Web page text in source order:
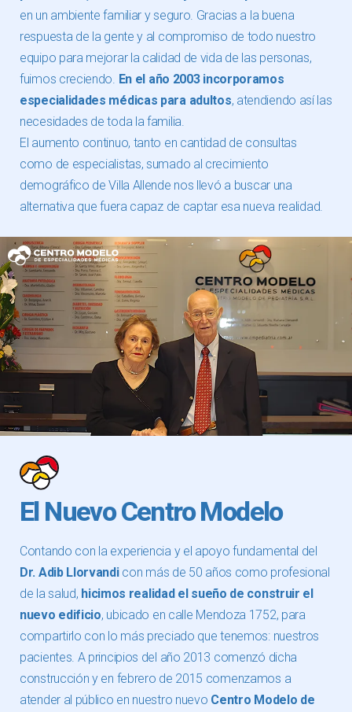
en un ambiente familiar y seguro. Gracias a la buena
respuesta de la gente y al compromiso de todo nuestro
equipo para mejorar la calidad de vida de las personas,
fuimos creciendo. En el año 2003 incorporamos
especialidades médicas para adultos, atendiendo así las
necesidades de toda la familia.
El aumento continuo, tanto en cantidad de consultas
como de especialistas, sumado al crecimiento
demográfico de Villa Allende nos llevó a buscar una
alternativa que fuera capaz de captar esa nueva realidad.
El Nuevo Centro Modelo
Contando con la experiencia y el apoyo fundamental del
Dr. Adib Llorvandicon más de 50 años como profesional
de la salud, hicimos realidad el sueño de construir el
nuevo edificio, ubicado en calle Mendoza 1752, para
compartirlo con lo más preciado que tenemos: nuestros
pacientes. A principios del año 2013 comenzó dicha
construcción y en febrero de 2015 comenzamos a
atender al público en nuestro nuevo Centro Modelo de